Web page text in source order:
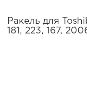
Ракель для
181, 223, 167,